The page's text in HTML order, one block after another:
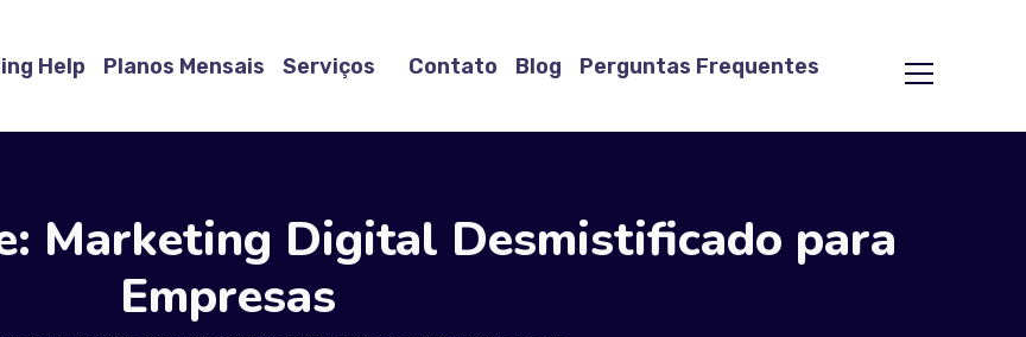
Help Planos Mensais Serviços Contato Blog Perguntas Frequentes
Marketing Digital Desmistificado para
Empresas